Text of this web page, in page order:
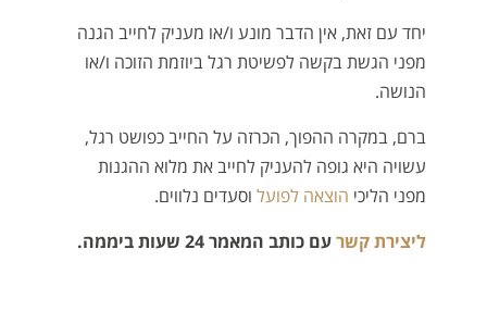
יחד עם זאת, אין הדבר מונע ו/או מעניק לחייב הגנה
מפני הגשת בקשה לפשיטת רגל ביוזמת הזוכה ו/או
הנושה.
ברם, במקרה ההפוך, הכרזה על החייב כפושט רגל,
עשויה היא גופה להעניק לחייב את מלוא ההגנות
מפני הליכי הוצאה לפועל וסעדים נלווים.
ליצירת קשר עם כותב המאמר 24 שעות ביממה.